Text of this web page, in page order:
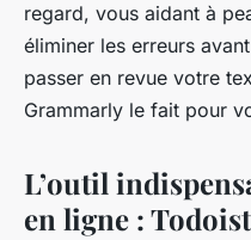
regard, vous aidant à
éliminer les erreurs
passer en revue votre
Grammarly le fait pour
L’outil
en ligne : Todoist